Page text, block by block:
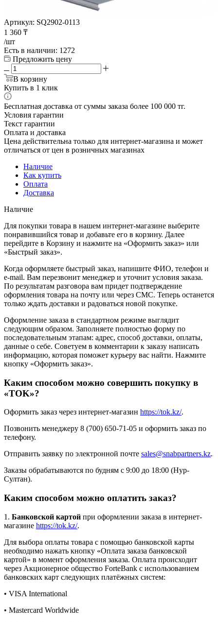
Артикул: SQ2902-0113
1 360 ₸
/шт
Есть в наличии: 1272
Предложить цену
В корзину
Купить в 1 клик
Бесплатная доставка от суммы заказа более 100 000 тг.
Условия гарантии
Текст гарантии
Оплата и доставка
Цена действительна только для интернет-магазина и может
отличаться от цен в розничных магазинах
Наличие
Как купить
Оплата
Доставка
Наличие
Для покупки товара в нашем интернет-магазине выберите
понравившийся товар и добавьте его в корзину. Далее
перейдите в Корзину и нажмите на «Оформить заказ» или
«Быстрый заказ».
Когда оформляете быстрый заказ, напишите ФИО, телефон и
e-mail. Вам перезвонит менеджер и уточнит условия заказа.
По результатам разговора вам придет подтверждение
оформления товара на почту или через СМС. Теперь останется
только ждать доставки и радоваться новой покупке.
Оформление заказа в стандартном режиме выглядит
следующим образом. Заполняете полностью форму по
последовательным этапам: адрес, способ доставки, оплаты,
данные о себе. Советуем в комментарии к заказу написать
информацию, которая поможет курьеру вас найти. Нажмите
кнопку «Оформить заказ».
Каким способом можно совершить покупку в
«TOK»?
Оформить заказ через интернет-магазин https://tok.kz/.
Позвонить менеджеру 8 (700) 650-71-05 и оформить заказ по
телефону.
Отправить заявку по электронной почте sales@snabpartners.kz.
Заказы обрабатываются по будням с 9:00 до 18:00 (Нур-
Султан).
Каким способом можно оплатить заказ?
1. Банковской картой при оформлении заказа в интернет-
магазине https://tok.kz/.
Для выбора оплаты товара с помощью банковской карты
необходимо нажать кнопку «Оплата заказа банковской
картой» в момент оформления заказа. Оплата происходит
через Акционерное общество ForteBank с использованием
банковских карт следующих платёжных систем:
• VISA International
• Mastercard Worldwide